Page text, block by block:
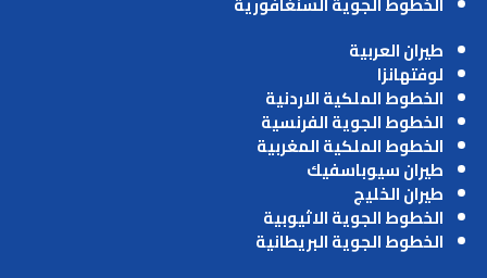
طيران العربية
لوفتهانزا
الخطوط الملكية الاردنية
الخطوط الجوية الفرنسية
الخطوط الملكية المغربية
طيران سيوباسفيك
طيران الخليج
الخطوط الجوية الاثيوبية
الخطوط الجوية البريطانية